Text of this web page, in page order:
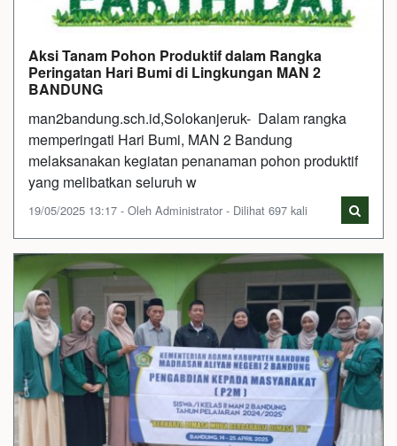
Aksi Tanam Pohon Produktif dalam Rangka
Peringatan Hari Bumi di Lingkungan MAN 2
BANDUNG
man2bandung.sch.id,Solokanjeruk- Dalam rangka
memperingati Hari Bumi, MAN 2 Bandung
melaksanakan kegiatan penanaman pohon produktif
yang melibatkan seluruh w
19/05/2025 13:17 - Oleh Administrator - Dilihat 697 kali